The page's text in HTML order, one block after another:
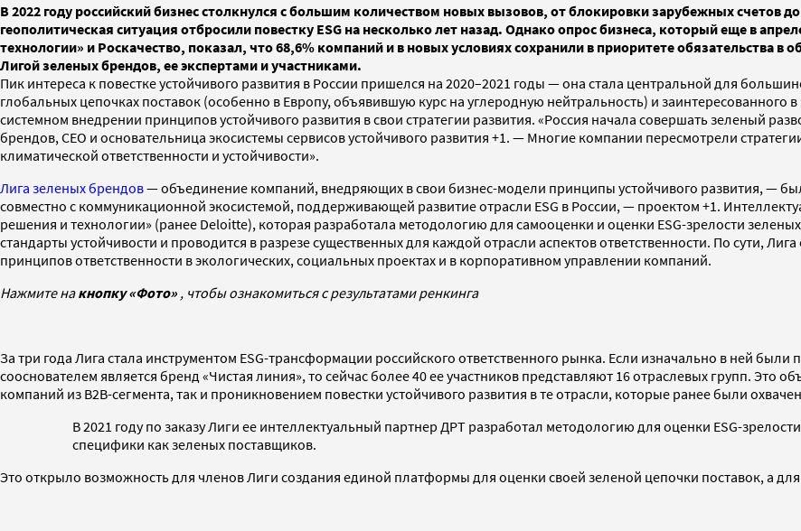
В 2022 году российский бизнес столкнулся с большим количеством новых вызовов, от блокировки зарубежных счетов
геополитическая ситуация отбросили повестку ESG на несколько лет назад. Однако опрос бизнеса, который еще в
технологии» и Роскачество, показал, что 68,6% компаний и в новых условиях сохранили в приоритете обязательства в
Лигой зеленых брендов, ее экспертами и участниками.
Пик интереса к повестке устойчивого развития в России пришелся на 2020–2021 годы — она стала центральной для
глобальных цепочках поставок (особенно в Европу, объявившую курс на углеродную нейтральность) и
системном внедрении принципов устойчивого развития в свои стратегии развития. «Россия начала совершать зеленый
брендов, CEO и основательница экосистемы сервисов устойчивого развития +1. — Многие компании пересмотрели
климатической ответственности и устойчивости».
Лига зеленых брендов— объединение компаний, внедряющих в свои бизнес-модели принципы устойчивого развития, —
совместно с коммуникационной экосистемой, поддерживающей развитие отрасли ESG в России, — проектом +1.
решения и технологии» (ранее Deloitte), которая разработала методологию для самооценки и оценки ESG-зрелости
стандарты устойчивости и проводится в разрезе существенных для каждой отрасли аспектов ответственности. По сути,
принципов ответственности в экологических, социальных проектах и в корпоративном управлении компаний.
Нажмите накнопку «Фото» , чтобы ознакомиться с результатами ренкинга
За три года Лига стала инструментом ESG-трансформации российского ответственного рынка. Если изначально в ней
сооснователем является бренд «Чистая линия», то сейчас более 40 ее участников представляют 16 отраслевых групп. Это
компаний из B2B-сегмента, так и проникновением повестки устойчивого развития в те отрасли, которые ранее были
В 2021 году по заказу Лиги ее интеллектуальный партнер ДРТ разработал методологию для оценки ESG-
специфики как зеленых поставщиков.
Это открыло возможность для членов Лиги создания единой платформы для оценки своей зеленой цепочки поставок, а